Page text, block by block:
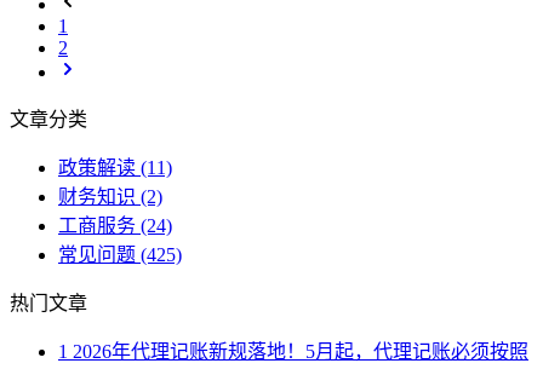
1
2
文章分类
政策解读 (11)
财务知识 (2)
工商服务 (24)
常见问题 (425)
热门文章
1 2026年代理记账新规落地！5月起，代理记账必须按照